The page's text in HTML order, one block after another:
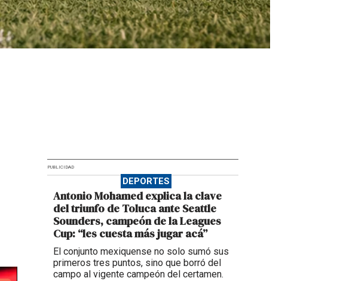
PUBLICIDAD
DEPORTES
Antonio Mohamed explica la clave
del triunfo de Toluca ante Seattle
Sounders, campeón de la Leagues
Cup: “les cuesta más jugar acá”
El conjunto mexiquense no solo sumó sus
primeros tres puntos, sino que borró del
campo al vigente campeón del certamen.